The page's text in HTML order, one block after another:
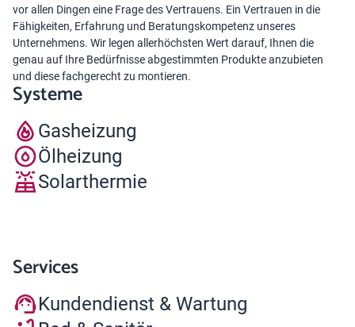
vor allen Dingen eine Frage des Vertrauens. Ein Vertrauen in die
Fähigkeiten, Erfahrung und Beratungskompetenz unseres
Unternehmens. Wir legen allerhöchsten Wert darauf, Ihnen die
genau auf Ihre Bedürfnisse abgestimmten Produkte anzubieten
und diese fachgerecht zu montieren.
Systeme
Gasheizung
Ölheizung
Solarthermie
Services
Kundendienst & Wartung